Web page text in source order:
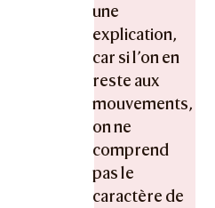
une
explication,
car si l’on en
reste aux
mouvements,
on ne
comprend
pas le
caractère de